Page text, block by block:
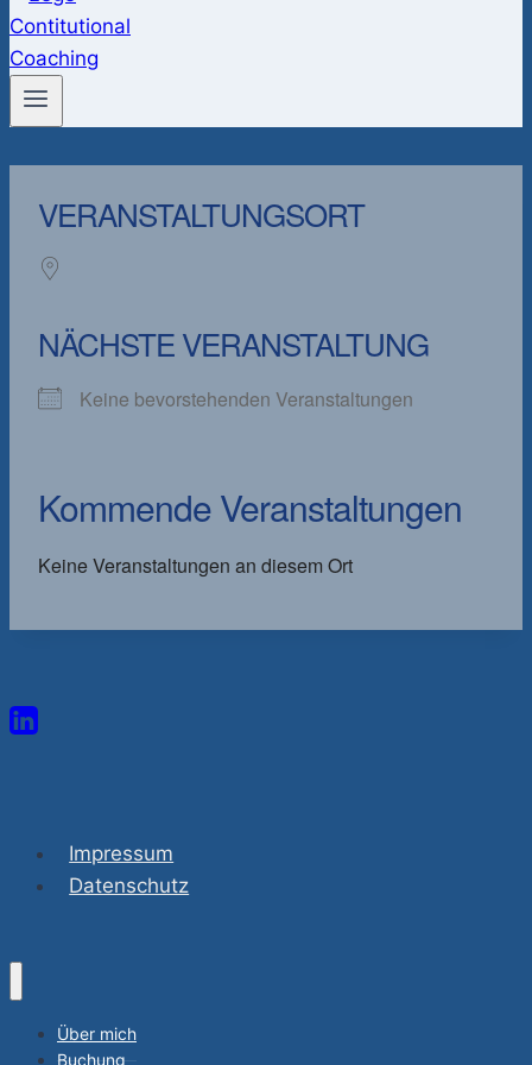
VERANSTALTUNGSORT
NÄCHSTE VERANSTALTUNG
Keine bevorstehenden Veranstaltungen
Kommende Veranstaltungen
Keine Veranstaltungen an diesem Ort
Impressum
Datenschutz
Über mich
Buchung